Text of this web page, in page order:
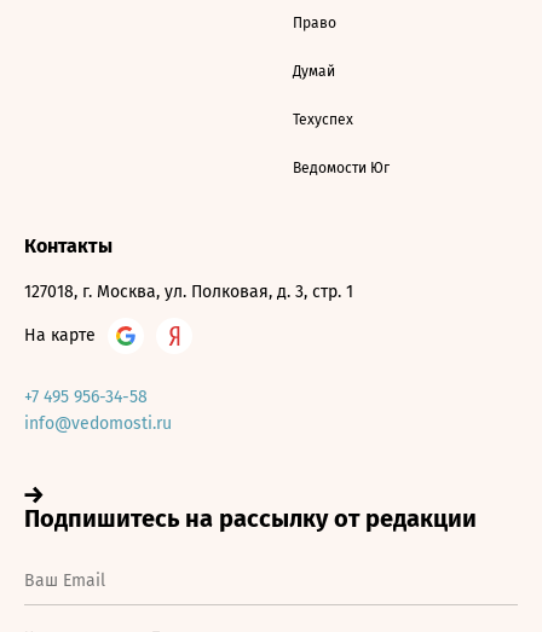
Право
Думай
Техуспех
Ведомости Юг
Контакты
127018, г. Москва, ул. Полковая, д. 3, стр. 1
На карте
+7 495 956-34-58
info@vedomosti.ru